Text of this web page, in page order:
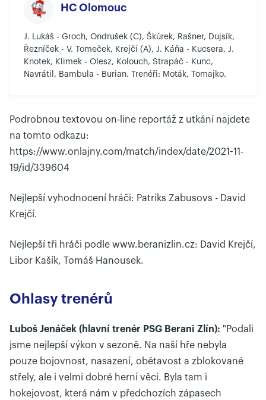
HC Olomouc
J. Lukáš - Groch, Ondrušek (C), Škůrek, Rašner, Dujsík,
Řezníček - V. Tomeček, Krejčí (A), J. Káňa - Kucsera, J.
Knotek, Klimek - Olesz, Kolouch, Strapáč - Kunc,
Navrátil, Bambula - Burian. Trenéři: Moták, Tomajko.
Podrobnou textovou on-line reportáž z utkání najdete
na tomto odkazu:
https://www.onlajny.com/match/index/date/2021-11-
19/id/339604
Nejlepší vyhodnocení hráči: Patriks Zabusovs - David
Krejčí.
Nejlepší tři hráči podle www.beranizlin.cz: David Krejčí,
Libor Kašík, Tomáš Hanousek.
Ohlasy trenérů
Luboš Jenáček (hlavní trenér PSG Berani Zlín): "Podali
jsme nejlepší výkon v sezoně. Na naší hře nebyla
pouze bojovnost, nasazení, obětavost a zblokované
střely, ale i velmi dobré herní věci. Byla tam i
hokejovost, která nám v předchozích zápasech